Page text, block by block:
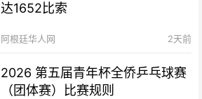
达1652比索
阿根廷华人网 2天前
2026 第五届青年杯全侨乒乓球赛
（团体赛）比赛规则